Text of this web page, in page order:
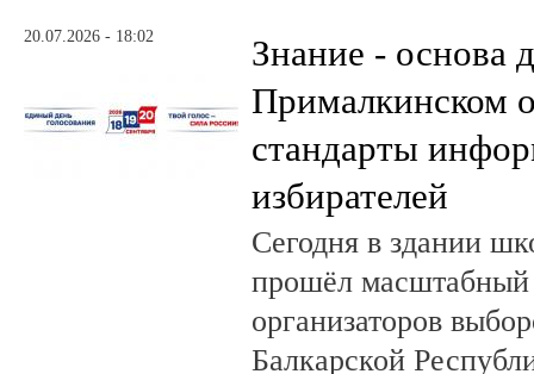
20.07.2026 - 18:02
Знание - основа
Прималкинском
стандарты
избирателей
Сегодня в здании
прошёл
организаторов
Балкарской